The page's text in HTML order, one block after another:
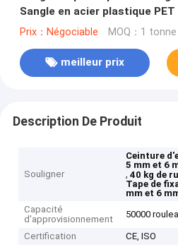
Sangle en acier plastique
Applicable à la machine de
Prix：Négociable MOQ：1 tonne
meilleur prix
Description De Produit
Souligner
Ceinture
5 mm et 6
,40 kg de
Tape de
mm et 6
Capacité
d'approvisionnement
50000
Certification
CE, ISO